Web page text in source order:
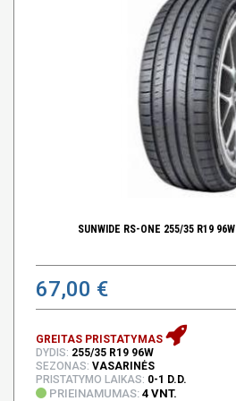
SUNWIDE RS-ONE 255/35 R19 96W
67,00 €
GREITAS PRISTATYMAS
DYDIS: 255/35 R19 96W
SEZONAS: VASARINĖS
PRISTATYMO LAIKAS: 0-1 D.D.
PRIEINAMUMAS: 4 VNT.